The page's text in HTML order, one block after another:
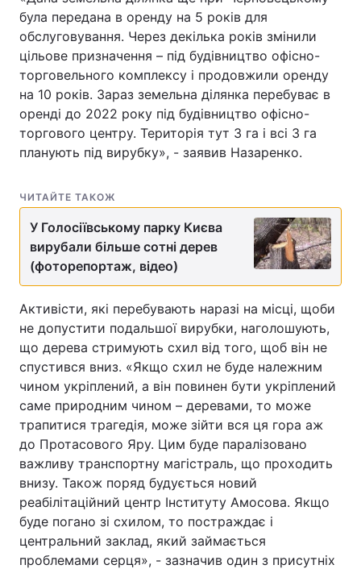
була передана в оренду на 5 років для
обслуговування. Через декілька років змінили
цільове призначення – під будівництво офісно-
торговельного комплексу і продовжили оренду
на 10 років. Зараз земельна ділянка перебуває в
оренді до 2022 року під будівництво офісно-
торгового центру. Територія тут 3 га і всі 3 га
планують під вирубку», - заявив Назаренко.
ЧИТАЙТЕ ТАКОЖ
У Голосіївському парку Києва
вирубали більше сотні дерев
(фоторепортаж, відео)
Активісти, які перебувають наразі на місці, щоби
не допустити подальшої вирубки, наголошують,
що дерева стримують схил від того, щоб він не
спустився вниз. «Якщо схил не буде належним
чином укріплений, а він повинен бути укріплений
саме природним чином – деревами, то може
трапитися трагедія, може зійти вся ця гора аж
до Протасового Яру. Цим буде паралізовано
важливу транспортну магістраль, що проходить
внизу. Також поряд будується новий
реабілітаційний центр Інституту Амосова. Якщо
буде погано зі схилом, то постраждає і
центральний заклад, який займається
проблемами серця», - зазначив один з присутніх